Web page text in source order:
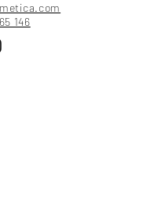
146